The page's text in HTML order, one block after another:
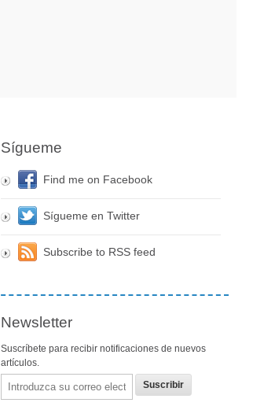
Sígueme
Find me on Facebook
Sígueme en Twitter
Subscribe to RSS feed
Newsletter
Suscríbete para recibir notificaciones de nuevos
artículos.
Email